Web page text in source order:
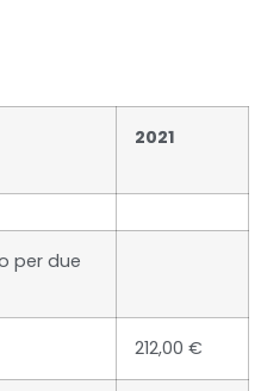
2021
per due
212,00 €